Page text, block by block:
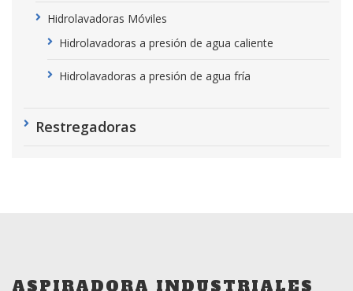
Hidrolavadoras Móviles
Hidrolavadoras a presión de agua caliente
Hidrolavadoras a presión de agua fría
Restregadoras
ASPIRADORA INDUSTRIALES